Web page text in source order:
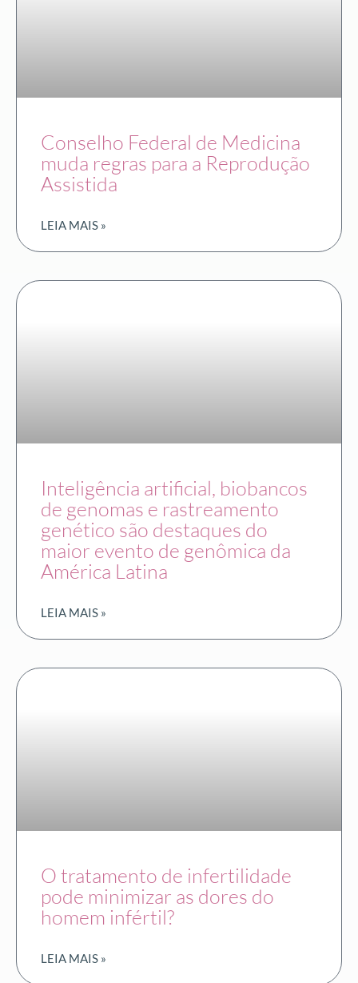
Conselho Federal de Medicina
muda regras para a Reprodução
Assistida
LEIA MAIS »
Inteligência artificial, biobancos
de genomas e rastreamento
genético são destaques do
maior evento de genômica da
América Latina
LEIA MAIS »
O tratamento de infertilidade
pode minimizar as dores do
homem infértil?
LEIA MAIS »